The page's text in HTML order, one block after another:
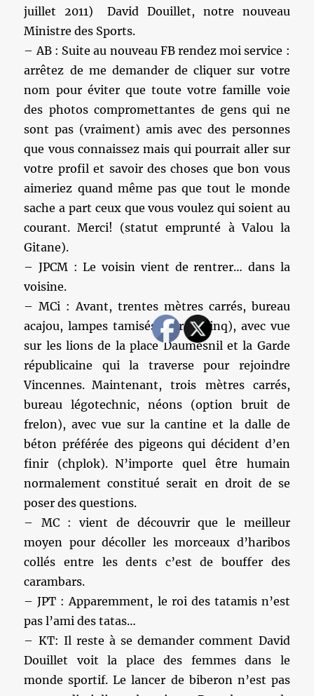
juillet 2011) David Douillet, notre nouveau
Ministre des Sports.
– AB : Suite au nouveau FB rendez moi service :
arrêtez de me demander de cliquer sur votre
nom pour éviter que toute votre famille voie
des photos compromettantes de gens qui ne
sont pas (vraiment) amis avec des personnes
que vous connaissez mais qui pourrait aller sur
votre profil et savoir des choses que bon vous
aimeriez quand même pas que tout le monde
sache a part ceux que vous voulez qui soient au
courant. Merci! (statut emprunté à Valou la
Gitane).
– JPCM : Le voisin vient de rentrer… dans la
voisine.
– MCi : Avant, trentes mètres carrés, bureau
acajou, lampes tamisés (sur le cinq), avec vue
sur les lions de la place Daumesnil et la Garde
républicaine qui la traverse pour rejoindre
Vincennes. Maintenant, trois mètres carrés,
bureau légotechnic, néons (option bruit de
frelon), avec vue sur la cantine et la dalle de
béton préférée des pigeons qui décident d’en
finir (chplok). N’importe quel être humain
normalement constitué serait en droit de se
poser des questions.
– MC : vient de découvrir que le meilleur
moyen pour décoller les morceaux d’haribos
collés entre les dents c’est de bouffer des
carambars.
– JPT : Apparemment, le roi des tatamis n’est
pas l’ami des tatas…
– KT: Il reste à se demander comment David
Douillet voit la place des femmes dans le
monde sportif. Le lancer de biberon n’est pas